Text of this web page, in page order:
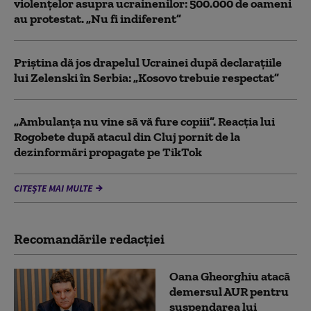
violențelor asupra ucrainenilor: 500.000 de oameni
au protestat. „Nu fi indiferent”
Priștina dă jos drapelul Ucrainei după declarațiile
lui Zelenski în Serbia: „Kosovo trebuie respectat”
„Ambulanța nu vine să vă fure copiii”. Reacția lui
Rogobete după atacul din Cluj pornit de la
dezinformări propagate pe TikTok
CITEȘTE MAI MULTE
Recomandările redacţiei
Oana Gheorghiu atacă
demersul AUR pentru
suspendarea lui